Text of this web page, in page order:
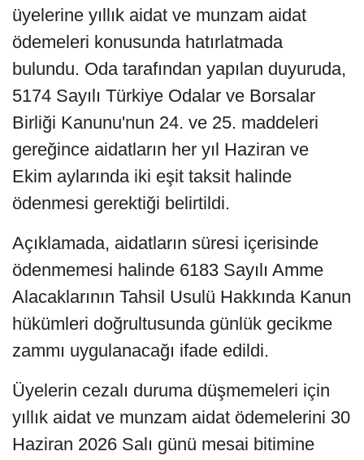
üyelerine yıllık aidat ve munzam aidat
ödemeleri konusunda hatırlatmada
bulundu. Oda tarafından yapılan duyuruda,
5174 Sayılı Türkiye Odalar ve Borsalar
Birliği Kanunu'nun 24. ve 25. maddeleri
gereğince aidatların her yıl Haziran ve
Ekim aylarında iki eşit taksit halinde
ödenmesi gerektiği belirtildi.
Açıklamada, aidatların süresi içerisinde
ödenmemesi halinde 6183 Sayılı Amme
Alacaklarının Tahsil Usulü Hakkında Kanun
hükümleri doğrultusunda günlük gecikme
zammı uygulanacağı ifade edildi.
Üyelerin cezalı duruma düşmemeleri için
yıllık aidat ve munzam aidat ödemelerini 30
Haziran 2026 Salı günü mesai bitimine